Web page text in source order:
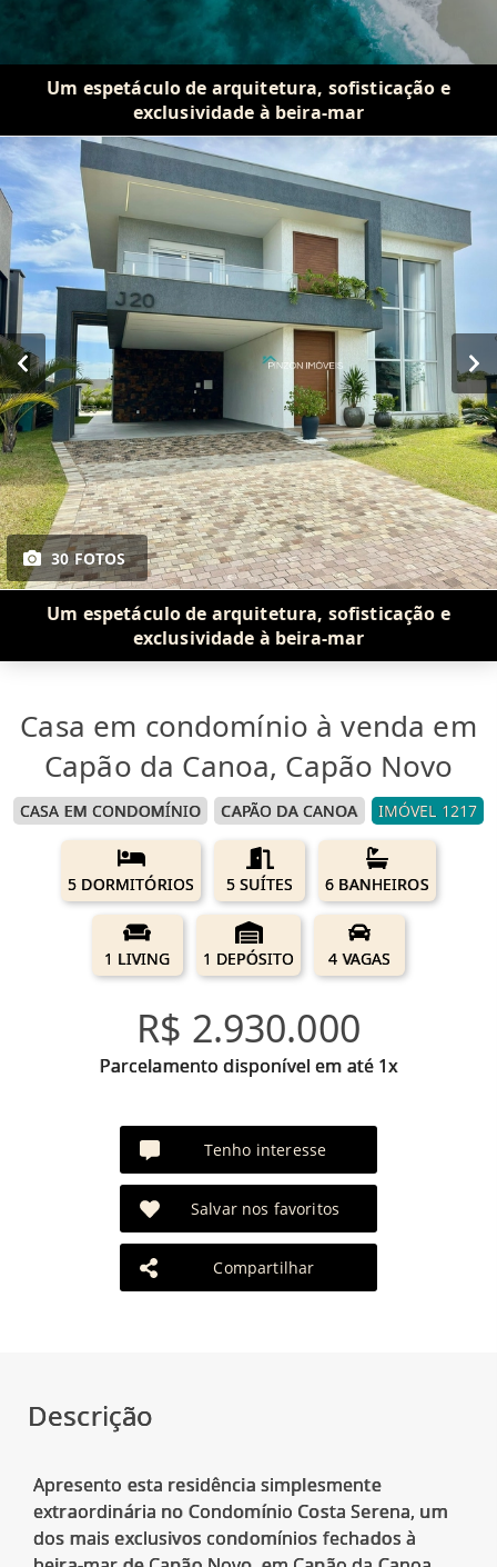
Um espetáculo de arquitetura, sofisticação e
exclusividade à beira-mar
30 FOTOS
Um espetáculo de arquitetura, sofisticação e
exclusividade à beira-mar
Casa em condomínio à venda em
Capão da Canoa, Capão Novo
CASA EM CONDOMÍNIO CAPÃO DA CANOA IMÓVEL 1217
5 DORMITÓRIOS 5 SUÍTES 6 BANHEIROS
1 LIVING 1 DEPÓSITO 4 VAGAS
R$ 2.930.000
Parcelamento disponível em até 1x
Tenho interesse
Salvar nos favoritos
Compartilhar
Descrição
Apresento esta residência simplesmente
extraordinária no Condomínio Costa Serena, um
dos mais exclusivos condomínios fechados à